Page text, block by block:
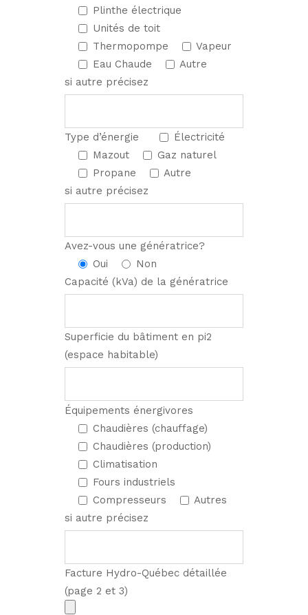
Plinthe électrique
Unités de toit
Thermopompe
Vapeur
Eau Chaude
Autre
si autre précisez
Type d’énergie
Électricité
Mazout
Gaz naturel
Propane
Autre
si autre précisez
Avez-vous une génératrice?
Oui
Non
Capacité (kVa) de la génératrice
Superficie du bâtiment en pi2
(espace habitable)
Équipements énergivores
Chaudières (chauffage)
Chaudières (production)
Climatisation
Fours industriels
Compresseurs
Autres
si autre précisez
Facture Hydro-Québec détaillée
(page 2 et 3)